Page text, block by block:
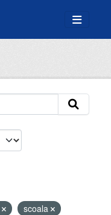
scoala